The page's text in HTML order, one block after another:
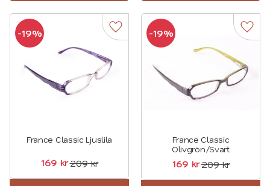
France Classic Ljuslila
169 kr209kr
19% Lägg till i favoriter
France Classic
Olivgrön/Svart
169 kr209kr
19%